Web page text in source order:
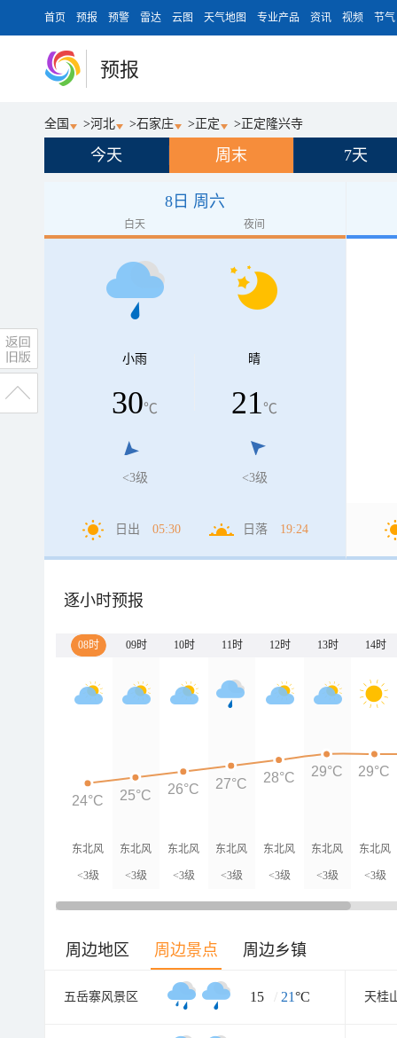
首页 预报 预警 雷达 云图 天气地图 专业产品 资讯 视频 节气
预报
全国 >河北 >石家庄 > 正定 > 正定隆兴寺
今天 周末 7天
8日 周六
白天 夜间
小雨
30℃
<3级
晴
21℃
<3级
日出 05:30 日落 19:24
逐小时预报
08时 09时 10时 11时 12时 13时 14时
东北风
<3级
东北风
<3级
东北风
<3级
东北风
<3级
东北风
<3级
东北风
<3级
东北风
<3级
24°C 25°C 26°C 27°C 28°C 29°C 29°C
周边地区 周边景点 周边乡镇
五岳寨风景区 15 / 21°C 天桂